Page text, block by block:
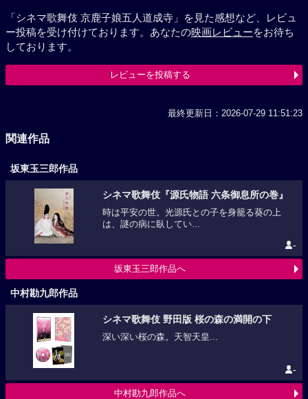
「シネマ歌舞伎 京鹿子娘五人道成寺」を見た感想など、レビュ
ー投稿を受け付けております。あなたの映画レビューをお待ち
しております。
レビューを投稿する
最終更新日：2026-07-29 11:51:23
関連作品
坂東玉三郎作品
シネマ歌舞伎『源氏物語 六条御息所の巻』
時は平安の世。光源氏との子を身籠る葵の上
は、謎の病に臥してい...
-
坂東玉三郎作品へ
中村勘九郎作品
シネマ歌舞伎 野田版 桜の森の満開の下
深い深い桜の森。天智天皇...
-
中村勘九郎作品へ